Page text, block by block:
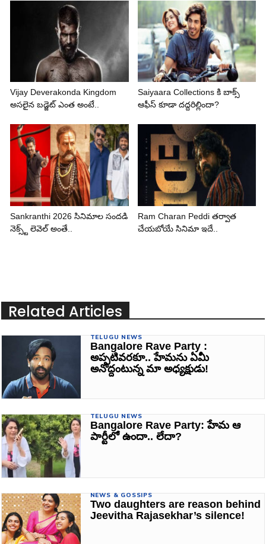
Vijay Deverakonda Kingdom
అసలైన బడ్జెట్ ఎంత అంటే..
Saiyaara Collections కి బాక్స్
ఆఫీస్ కూడా దద్దరిల్లిందా?
Sankranthi 2026 సినిమాల సందడి
నెక్స్ట్ లెవెల్ అంతే..
Ram Charan Peddi తర్వాత
చేయబోయే సినిమా ఇదే..
Related Articles
TELUGU NEWS
Bangalore Rave Party :
అప్పటివరకూ.. హేమను ఏమీ
అనొద్దంటున్న మా అధ్యక్షుడు!
TELUGU NEWS
Bangalore Rave Party: హేమ ఆ
పార్టీలో ఉందా.. లేదా?
NEWS & GOSSIPS
Two daughters are reason behind
Jeevitha Rajasekhar’s silence!